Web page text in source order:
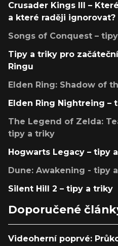
Crusader Kings III –
a které raději ignorovat?
Songs of Conquest –
Tipy a triky pro
Ringu
Elden Ring: Shadow of
Elden Ring Nightreing –
The Legend of Zelda:
tipy a triky
Hogwarts Legacy – tipy
Dune: Awakening - tipy
Silent Hill 2 – tipy a triky
Doporučené
Videoherní poprvé: